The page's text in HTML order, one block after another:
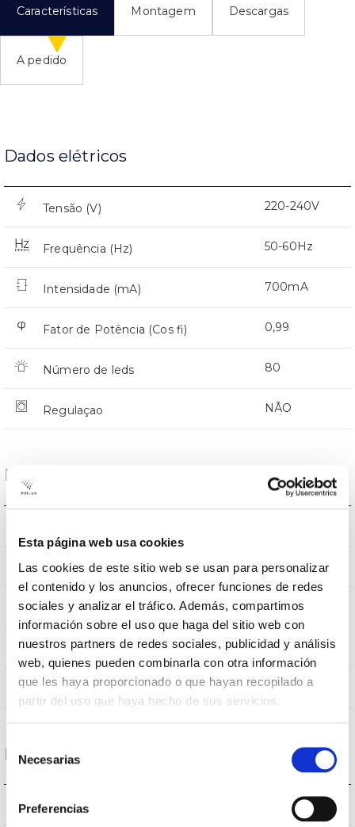
Esta página web usa cookies
Las cookies de este sitio web se usan para personalizar
el contenido y los anuncios, ofrecer funciones de redes
sociales y analizar el tráfico. Además, compartimos
información sobre el uso que haga del sitio web con
nuestros partners de redes sociales, publicidad y análisis
web, quienes pueden combinarla con otra información
que les haya proporcionado o que hayan recopilado a
partir del uso que haya hecho de sus servicios.
de
consentimiento
Necesarias
Preferencias
Características Montagem Descargas
A pedido
Dados elétricos
Tensão (V) 220-240V
Frequência (Hz) 50-60Hz
Intensidade (mA) 700mA
Fator de Potência (Cos fi) 0,99
Número de leds 80
Regulaçao NÃO
Dimensões e montagem
Resistência ao vento 0,124m2
Dimensão 750x336x114mm
Posição de montagem Monte Crúzio
Junção NÃO
Dados ópticos
Temperatura de cor 3000K